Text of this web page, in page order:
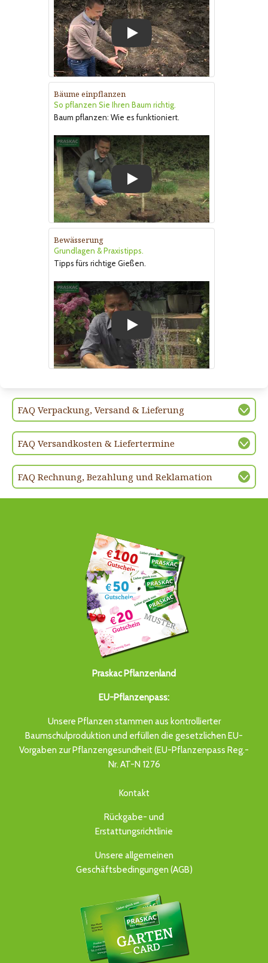
Bäume einpflanzen
So pflanzen Sie Ihren Baum richtig.
Baum pflanzen: Wie es funktioniert.
Bewässerung
Grundlagen & Praxistipps.
Tipps fürs richtige Gießen.
FAQ Verpackung, Versand & Lieferung
FAQ Versandkosten & Liefertermine
FAQ Rechnung, Bezahlung und Reklamation
Praskac Pflanzenland
EU-Pflanzenpass:
Unsere Pflanzen stammen aus kontrollierter
Baumschulproduktion und erfüllen die gesetzlichen EU-
Vorgaben zur Pflanzengesundheit (EU-Pflanzenpass Reg.-
Nr. AT-N 1276
Kontakt
Rückgabe- und
Erstattungsrichtlinie
Unsere allgemeinen
Geschäftsbedingungen (AGB)